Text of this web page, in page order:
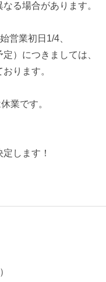
る場合があります。
営業初日1/4、
）につきましては、
ります。
業です。
します！